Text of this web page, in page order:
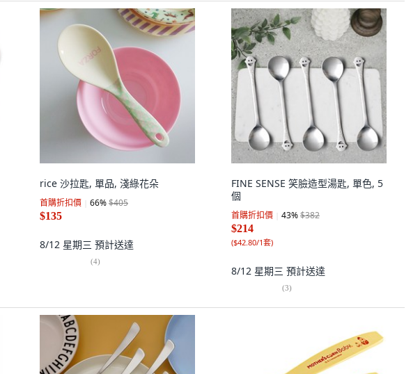
rice 沙拉匙, 單品, 淺綠花朵
首購折扣價 66%$405
$135
8/12 星期三 預計送達
(4)
FINE SENSE 笑臉造型湯匙, 單色, 5
個
首購折扣價 43%$382
$214
($42.80/1套)
8/12 星期三 預計送達
(3)